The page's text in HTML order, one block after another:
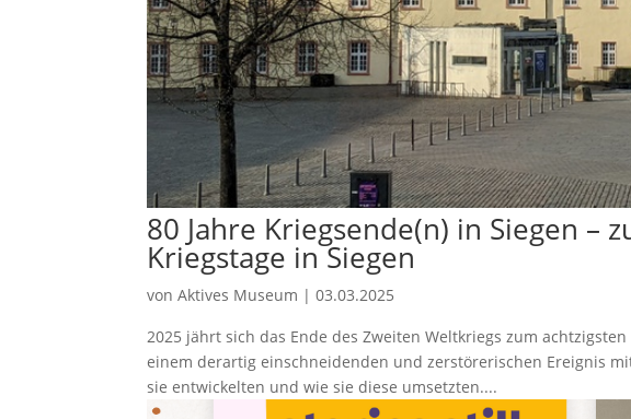
80 Jahre Kriegsende(n) in Siegen –
Kriegstage in Siegen
vonAktives Museum |03.03.2025
2025 jährt sich das Ende des Zweiten Weltkriegs zum
einem derartig einschneidenden und zerstörerischen Ereignis
sie entwickelten und wie sie diese umsetzten....